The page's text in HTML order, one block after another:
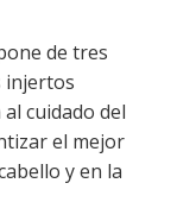
de tres
injertos
cuidado del
el mejor
y en la